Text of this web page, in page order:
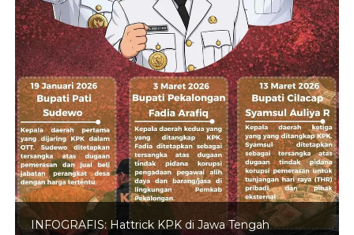
INFOGRAFIS: 5 Anggota DPR Dinonaktifkan